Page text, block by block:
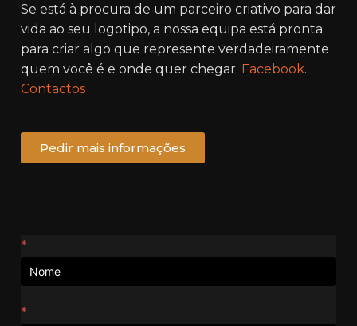
Se está à procura de um parceiro criativo para dar
vida ao seu logotipo, a nossa equipa está pronta
para criar algo que represente verdadeiramente
quem você é e onde quer chegar. Facebook.
Contactos
Pedir mais informações
Contactos
*
*